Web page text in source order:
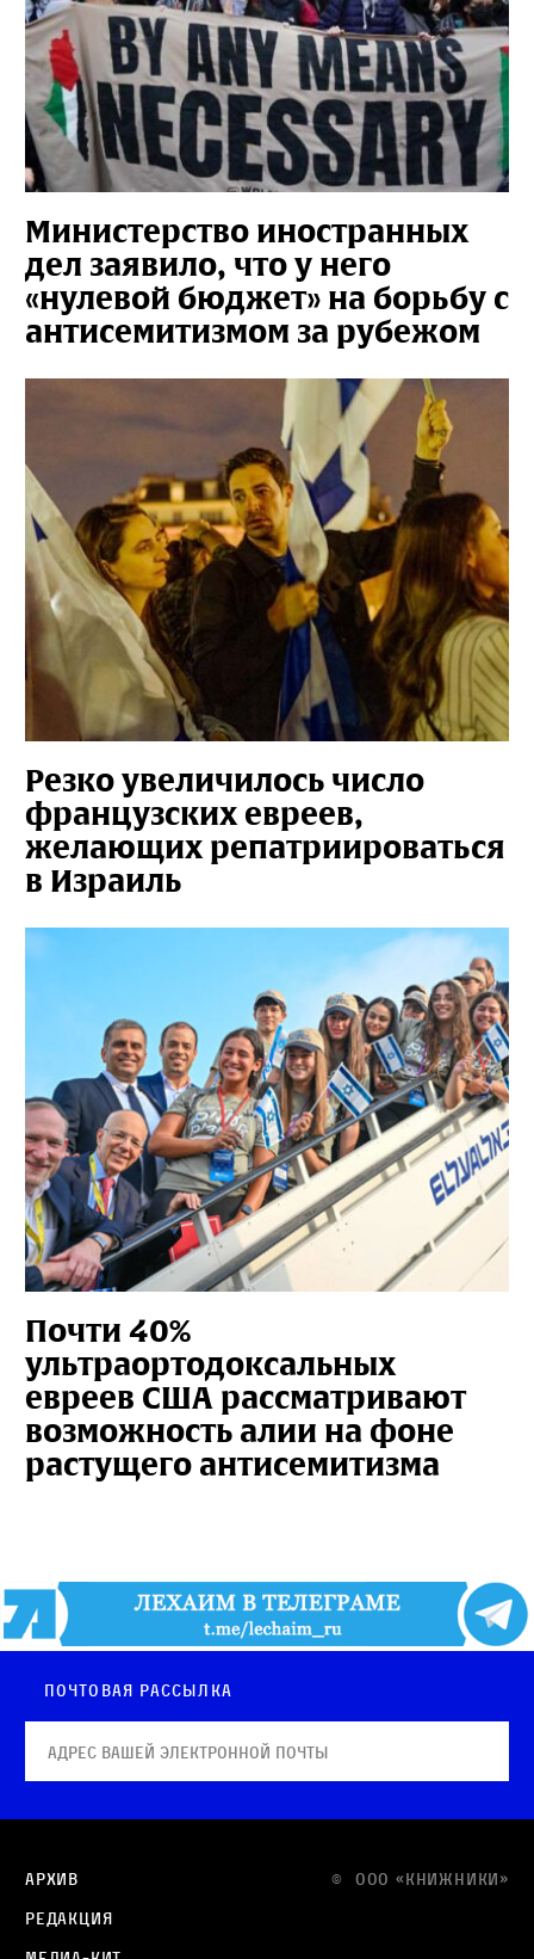
Министерство иностранных
дел заявило, что у него
«нулевой бюджет» на борьбу с
антисемитизмом за рубежом
Резко увеличилось число
французских евреев,
желающих репатриироваться
в Израиль
Почти 40%
ультраортодоксальных
евреев США рассматривают
возможность алии на фоне
растущего антисемитизма
Почтовая рассылка
© OOO «КНИЖНИКИ»
Архив
Редакция